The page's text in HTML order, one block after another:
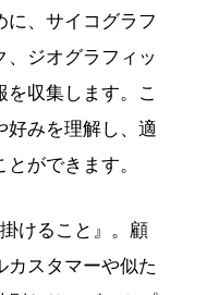
に、サイコグラフ
、ジオグラフィッ
を収集します。こ
好みを理解し、適
ができます。
けること』。顧
カスタマーや似た